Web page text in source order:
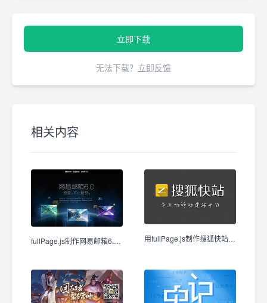
立即下载
无法下载？ 立即反馈
相关内容
fullPage.js制作网易邮箱6.0介绍页面 用fullPage.js制作搜狐快站页面效果